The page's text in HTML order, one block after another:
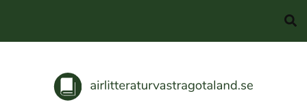
Svenska klassiker